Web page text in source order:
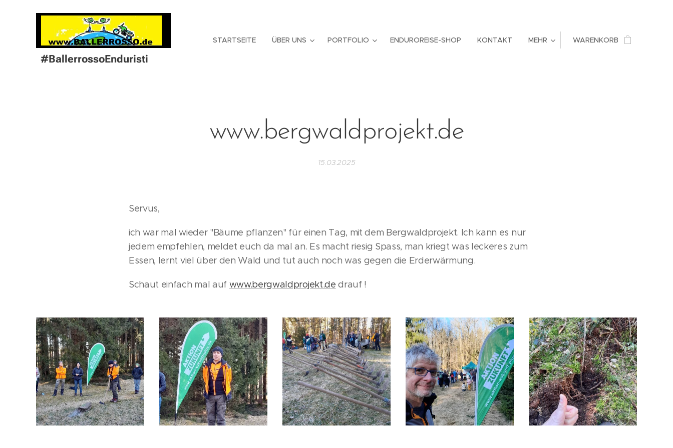
#BallerrossoEnduristi
STARTSEITE ÜBER UNS PORTFOLIO ENDUROREISE-SHOP KONTAKT MEHR WARENKORB
www.bergwaldprojekt.de
15.03.2025
Servus,
ich war mal wieder "Bäume pflanzen" für einen Tag, mit dem Bergwaldprojekt. Ich kann es nur
jedem empfehlen, meldet euch da mal an. Es macht riesig Spass, man kriegt was leckeres zum
Essen, lernt viel über den Wald und tut auch noch was gegen die Erderwärmung.
Schaut einfach mal auf www.bergwaldprojekt.de drauf !